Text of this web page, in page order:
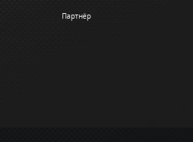
Партнёр